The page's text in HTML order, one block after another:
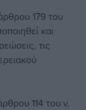
179 του
και
τις
114 του ν.